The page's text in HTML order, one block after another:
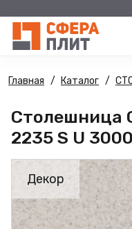
Главная Каталог
Столешница
2235 S U
Декор